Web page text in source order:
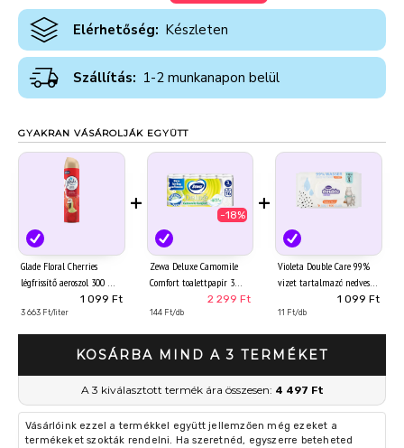
Elérhetőség: Készleten
Szállítás: 1-2 munkanapon belül
GYAKRAN VÁSÁROLJÁK EGYÜTT
Glade Floral Cherries
légfrissítő aeroszol 300 ml
1 099 Ft
3 663 Ft/liter
+
-18%
Zewa Deluxe Camomile
Comfort toalettpapír 3
rétegű 16 tekercs2 299 Ft
144 Ft/db
+
Violeta Double Care 99%
vizet tartalmazó nedves
WC-papír gyerekeknek 100
db
1 099 Ft
11 Ft/db
KOSÁRBA MIND A 3 TERMÉKET
A 3 kiválasztott termék ára összesen: 4 497 Ft
Vásárlóink ezzel a termékkel együtt jellemzően még ezeket a
termékeket szokták rendelni. Ha szeretnéd, egyszerre beteheted